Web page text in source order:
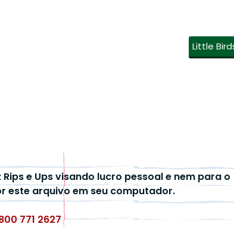
Little
e Ups visando lucro pessoal e nem para o
este arquivo em seu computador.
771 2627